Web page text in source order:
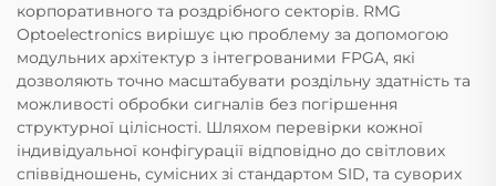
корпоративного та роздрібного секторів. RMG
Optoelectronics вирішує цю проблему за допомогою
модульних архітектур з інтегрованими FPGA, які
дозволяють точно масштабувати роздільну здатність та
можливості обробки сигналів без погіршення
структурної цілісності. Шляхом перевірки кожної
індивідуальної конфігурації відповідно до світлових
співвідношень, сумісних зі стандартом SID, та суворих